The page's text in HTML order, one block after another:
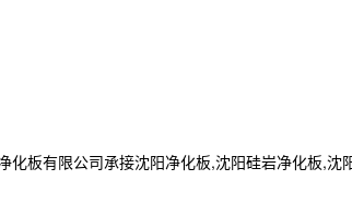
板有限公司承接沈阳净化板,沈阳硅岩净化板,